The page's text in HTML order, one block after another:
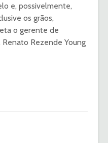
e, possivelmente,
os grãos,
o gerente de
Rezende Young